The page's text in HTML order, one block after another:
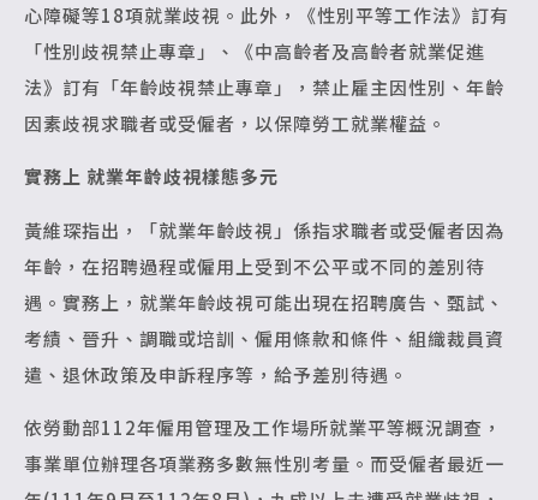
心障礙等18項就業歧視。此外，《性別平等工作法》訂有
「性別歧視禁止專章」、《中高齡者及高齡者就業促進
法》訂有「年齡歧視禁止專章」，禁止雇主因性別、年齡
因素歧視求職者或受僱者，以保障勞工就業權益。
實務上 就業年齡歧視樣態多元
黃維琛指出，「就業年齡歧視」係指求職者或受僱者因為
年齡，在招聘過程或僱用上受到不公平或不同的差別待
遇。實務上，就業年齡歧視可能出現在招聘廣告、甄試、
考績、晉升、調職或培訓、僱用條款和條件、組織裁員資
遣、退休政策及申訴程序等，給予差別待遇。
依勞動部112年僱用管理及工作場所就業平等概況調查，
事業單位辦理各項業務多數無性別考量。而受僱者最近一